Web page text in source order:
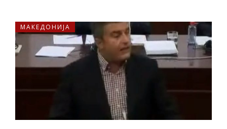
МАКЕДОНИЈА